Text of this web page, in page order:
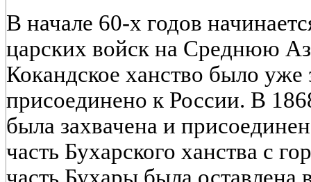
В начале 60-х годов
царских войск на Среднюю
Кокандское ханство было уже
присоединено к России. В
была захвачена и
часть Бухарского ханства с